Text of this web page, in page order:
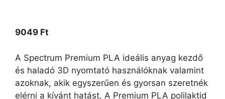
9049 Ft
A Spectrum Premium PLA ideális anyag kezdő
és haladó 3D nyomtató használóknak valamint
azoknak, akik egyszerűen és gyorsan szeretnék
elérni a kívánt hatást. A Premium PLA polilaktid